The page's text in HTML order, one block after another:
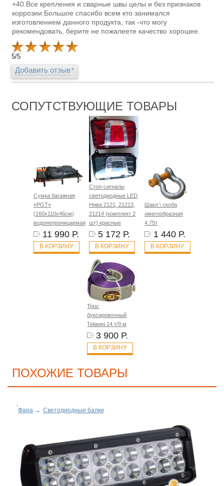
+40.Все крепления и сварные швы целы и без признаков
коррозии.Большое спасибо всем кто занимался
изготовлением данного продукта, так -что могу
рекомендовать, берите не пожалеете качество хорошее.
5/5
Добавить отзыв
СОПУТСТВУЮЩИЕ ТОВАРЫ
Сумка багажная
«PGT»
(160х110х46см)
водонепроницаемая
11 990 Р.
В КОРЗИНУ
Стоп-сигналы
светодиодные LED
Нива 2121, 21213,
21214 (комплект 2
шт) красные
5 172 Р.
В КОРЗИНУ
Шакл \ скоба
омегообразная
4.75т
1 440 Р.
В КОРЗИНУ
Трос
буксировочный
Telawei 14 т/9 м
3 900 Р.
В КОРЗИНУ
ПОХОЖИЕ ТОВАРЫ
Фара → Светодиодные балки